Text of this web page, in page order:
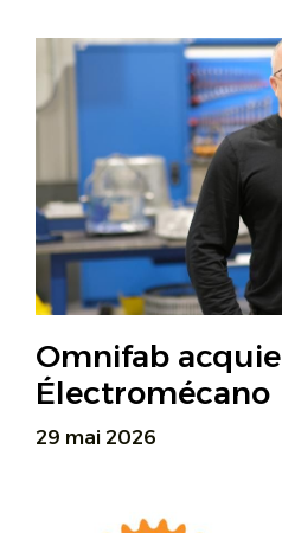
Omnifab
Électromécano
29 mai 2026